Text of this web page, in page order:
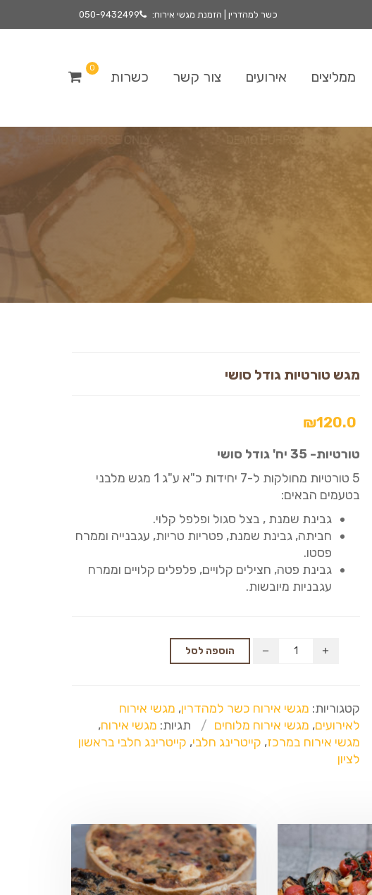
כשר למהדרין | הזמנת מגשי אירוח: 050-9432499
ממליצים אירועים צור קשר כשרות
0
מגש טורטיות גודל סושי
₪120.0
טורטיות- 35 יח' גודל סושי
5 טורטיות מחולקות ל-7 יחידות כ"א ע"ג 1 מגש מלבני
בטעמים הבאים:
גבינת שמנת , בצל סגול ופלפל קלוי.
חביתה, גבינת שמנת, פטריות טריות, עגבנייה וממרח
פסטו.
גבינת פטה, חצילים קלויים, פלפלים קלויים וממרח
עגבניות מיובשות.
הוספה לסל
קטגוריות: מגשי אירוח כשר למהדרין, מגשי אירוח
לאירועים, מגשי אירוח מלוחים תגיות: מגשי אירוח,
מגשי אירוח במרכז, קייטרינג חלבי, קייטרינג חלבי בראשון
לציון